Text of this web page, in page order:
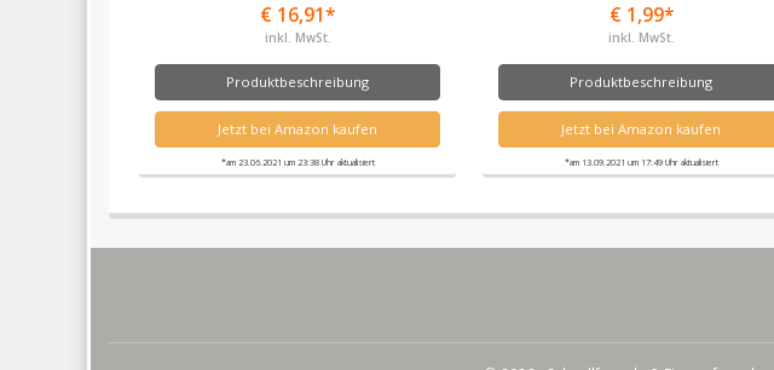
€ 16,91*
inkl. MwSt.
Produktbeschreibung
Jetzt bei Amazon kaufen
*am 23.06.2021 um 23:38 Uhr aktualisiert
€ 1,99*
inkl. MwSt.
Produktbeschreibung
Jetzt bei Amazon kaufen
*am 13.09.2021 um 17:49 Uhr aktualisiert